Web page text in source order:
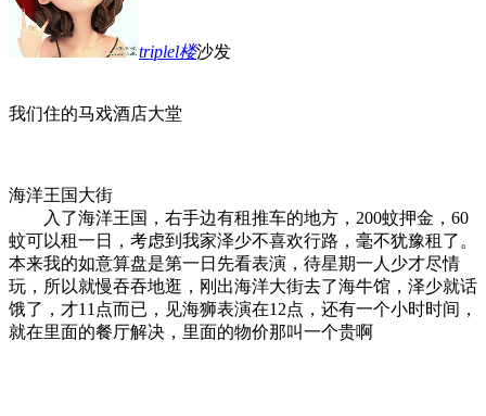
triplel楼沙发
我们住的马戏酒店大堂
海洋王国大街
入了海洋王国，右手边有租推车的地方，200蚊押金，60
蚊可以租一日，考虑到我家泽少不喜欢行路，毫不犹豫租了。
本来我的如意算盘是第一日先看表演，待星期一人少才尽情
玩，所以就慢吞吞地逛，刚出海洋大街去了海牛馆，泽少就话
饿了，才11点而已，见海狮表演在12点，还有一个小时时间，
就在里面的餐厅解决，里面的物价那叫一个贵啊